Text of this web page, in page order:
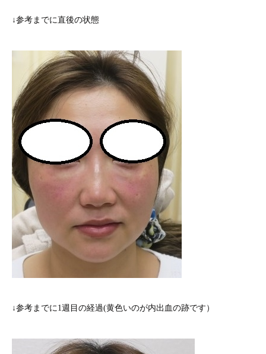
↓参考までに直後の状態
↓参考までに1週目の経過(黄色いのが内出血の跡です）